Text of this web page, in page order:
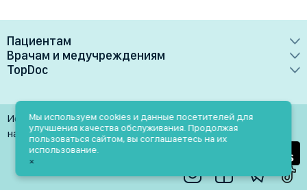
Пациентам
Врачи
Клиники
Лаборатории
Услуги
Блог
Акции и скидки
Врачам и медучреждениям
Преимущества
Медучреждениям
Врачам
TopDoc
Контакты
Помощь
Использование материалов разрешено только при
наличии активной ссылки на источник
Мы используем cookies и данные посетителей для
улучшения качества обслуживания. Продолжая
пользоваться сайтом, вы соглашаетесь на их
использование.
×